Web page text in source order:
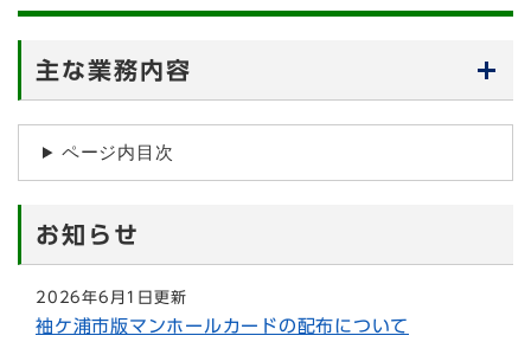
主な業務内容
ページ内目次
お知らせ
2026年6月1日更新
袖ケ浦市版マンホールカードの配布について